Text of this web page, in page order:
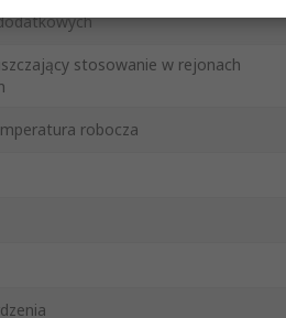
stosowanie w rejonach
robocza